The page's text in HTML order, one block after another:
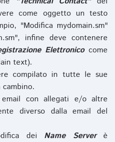
come oggetto un testo
"Modifica mydomain.sm"
infine deve contenere
Elettronicocome
text).
compilato in tutte le sue
email con allegati e/o altre
diverso dalla email del
dei Name Serverè